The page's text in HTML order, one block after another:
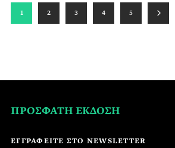
1 2 3 4 5
ΠΡΟΣΦΑΤΗ ΕΚΔΟΣΗ
ΕΓΓΡΑΦΕΙΤΕ ΣΤΟ NEWSLETTER